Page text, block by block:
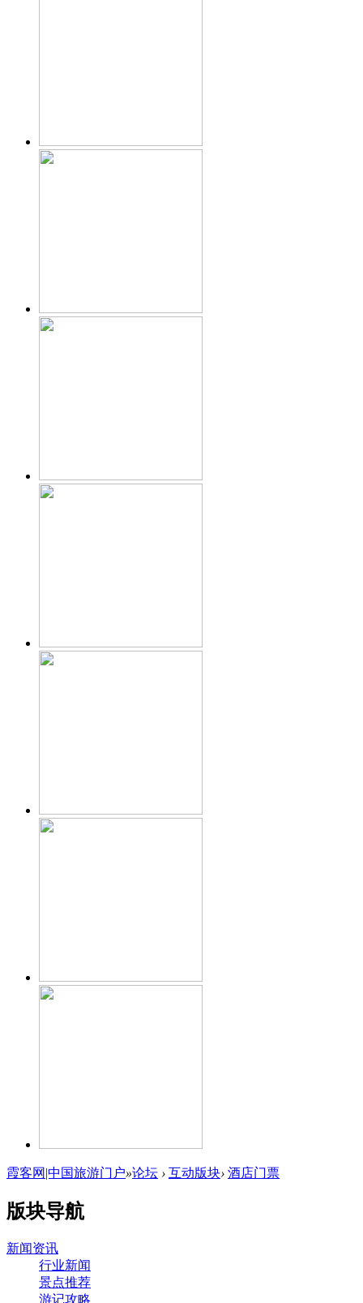
霞客网|中国旅游门户»论坛 › 互动版块› 酒店门票
版块导航
新闻资讯
行业新闻
景点推荐
游记攻略